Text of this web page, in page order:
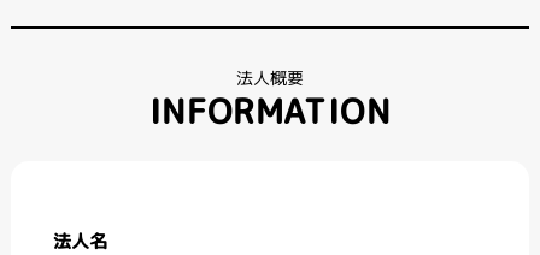
法人概要
INFORMATION
法人名